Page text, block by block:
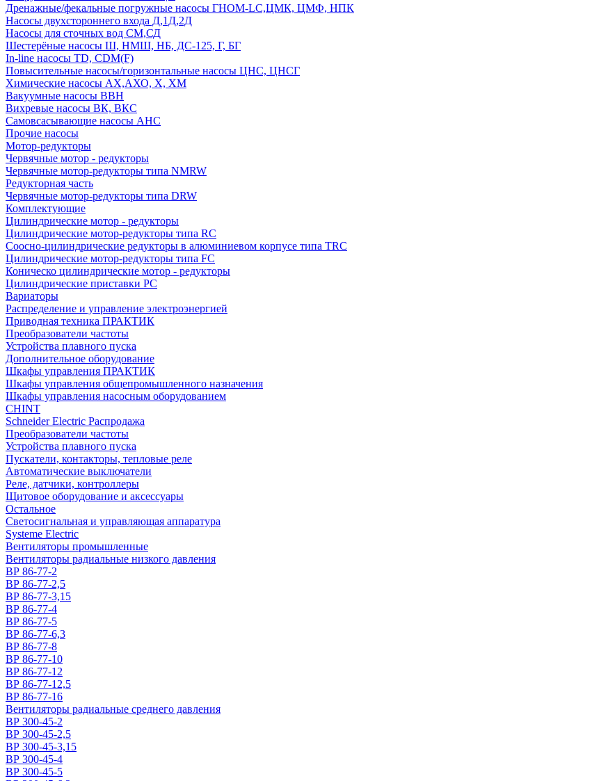
Дренажные/фекальные погружные насосы ГНОМ-LC,ЦМК, ЦМФ, НПК
Насосы двухстороннего входа Д,1Д,2Д
Насосы для сточных вод СМ,СД
Шестерёные насосы Ш, НМШ, НБ, ДС-125, Г, БГ
In-line насосы TD, CDM(F)
Повысительные насосы/горизонтальные насосы ЦНС, ЦНСГ
Химические насосы АХ,АХО, Х, ХМ
Вакуумные насосы ВВН
Вихревые насосы ВК, ВКС
Самовсасывающие насосы АНС
Прочие насосы
Мотор-редукторы
Червячные мотор - редукторы
Червячные мотор-редукторы типа NMRW
Редукторная часть
Червячные мотор-редукторы типа DRW
Комплектующие
Цилиндрические мотор - редукторы
Цилиндрические мотор-редукторы типа RC
Соосно-цилиндрические редукторы в алюминиевом корпусе типа TRC
Цилиндрические мотор-редукторы типа FC
Коническо цилиндрические мотор - редукторы
Цилиндрические приставки PC
Вариаторы
Распределение и управление электроэнергией
Приводная техника ПРАКТИК
Преобразователи частоты
Устройства плавного пуска
Дополнительное оборудование
Шкафы управления ПРАКТИК
Шкафы управления общепромышленного назначения
Шкафы управления насосным оборудованием
CHINT
Schneider Electric Распродажа
Преобразователи частоты
Устройства плавного пуска
Пускатели, контакторы, тепловые реле
Автоматические выключатели
Реле, датчики, контроллеры
Щитовое оборудование и аксессуары
Остальное
Светосигнальная и управляющая аппаратура
Systeme Electric
Вентиляторы промышленные
Вентиляторы радиальные низкого давления
ВР 86-77-2
ВР 86-77-2,5
ВР 86-77-3,15
ВР 86-77-4
ВР 86-77-5
ВР 86-77-6,3
ВР 86-77-8
ВР 86-77-10
ВР 86-77-12
ВР 86-77-12,5
ВР 86-77-16
Вентиляторы радиальные среднего давления
ВР 300-45-2
ВР 300-45-2,5
ВР 300-45-3,15
ВР 300-45-4
ВР 300-45-5